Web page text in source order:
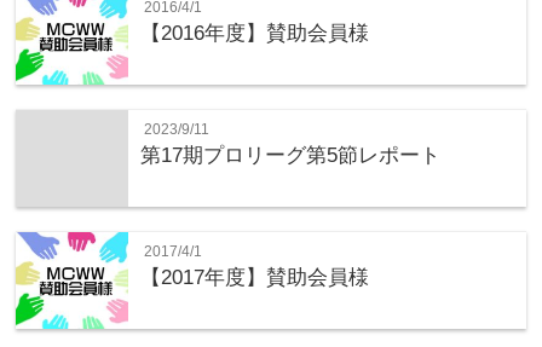
2016/4/1
【2016年度】賛助会員様
2023/9/11
第17期プロリーグ第5節レポート
2017/4/1
【2017年度】賛助会員様